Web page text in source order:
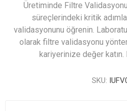
Üretiminde Filtre
süreçlerindeki kritik
validasyonunu öğrenin.
olarak filtre validasyonu
kariyerinize değer katın.
SKU: